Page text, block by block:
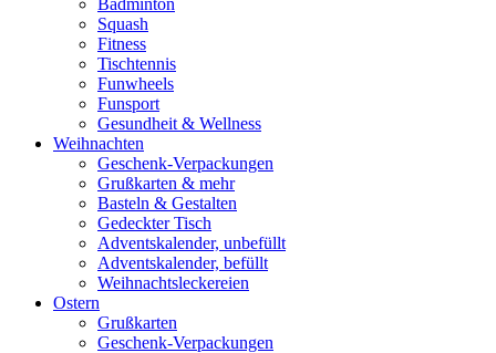
Badminton
Squash
Fitness
Tischtennis
Funwheels
Funsport
Gesundheit & Wellness
Weihnachten
Geschenk-Verpackungen
Grußkarten & mehr
Basteln & Gestalten
Gedeckter Tisch
Adventskalender, unbefüllt
Adventskalender, befüllt
Weihnachtsleckereien
Ostern
Grußkarten
Geschenk-Verpackungen